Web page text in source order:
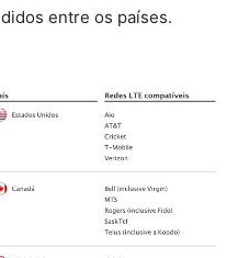
entre os países.